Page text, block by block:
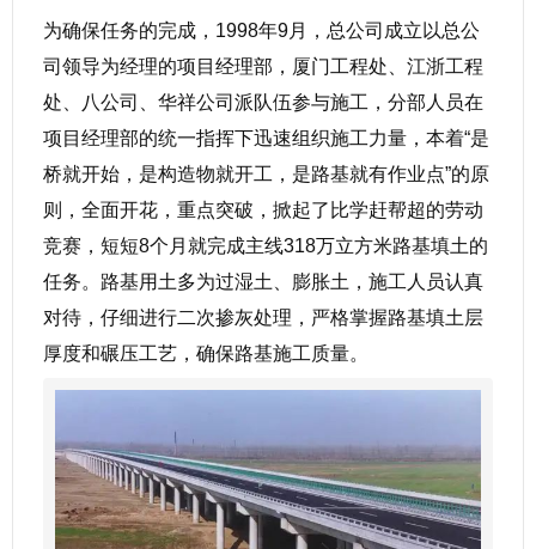
为确保任务的完成，1998年9月，总公司成立以总公
司领导为经理的项目经理部，厦门工程处、江浙工程
处、八公司、华祥公司派队伍参与施工，分部人员在
项目经理部的统一指挥下迅速组织施工力量，本着“是
桥就开始，是构造物就开工，是路基就有作业点”的原
则，全面开花，重点突破，掀起了比学赶帮超的劳动
竞赛，短短8个月就完成主线318万立方米路基填土的
任务。路基用土多为过湿土、膨胀土，施工人员认真
对待，仔细进行二次掺灰处理，严格掌握路基填土层
厚度和碾压工艺，确保路基施工质量。